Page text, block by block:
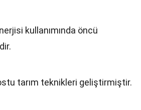
kullanımında öncü
tarım teknikleri geliştirmiştir.